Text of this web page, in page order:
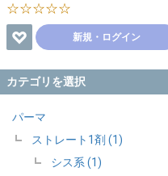
カテゴリを選択
パーマ
ストレート1剤 (1)
シス系 (1)
☆☆☆☆☆
新規・ログイン